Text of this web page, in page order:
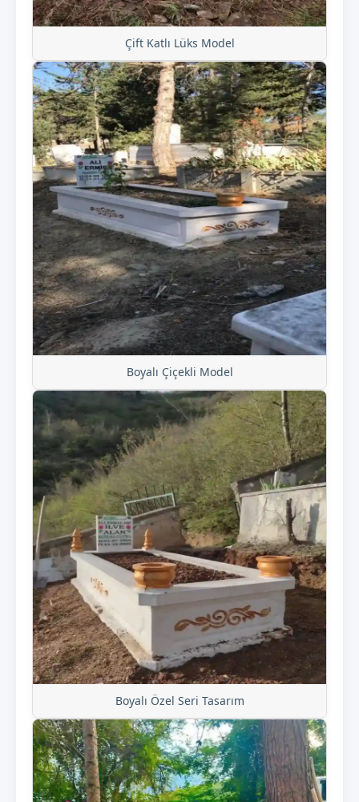
Çift Katlı Lüks Model
Boyalı Çiçekli Model
Boyalı Özel Seri Tasarım